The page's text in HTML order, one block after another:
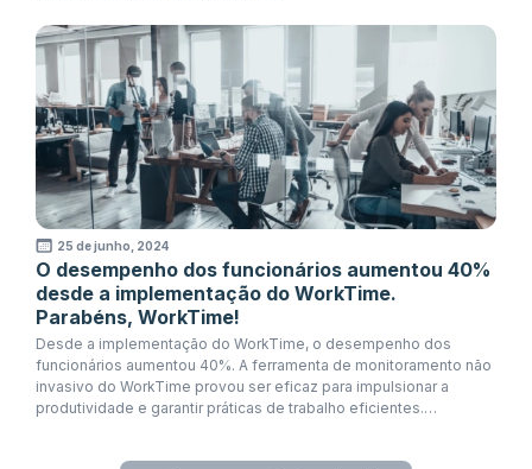
25 de junho, 2024
O desempenho dos funcionários aumentou 40%
desde a implementação do WorkTime.
Parabéns, WorkTime!
Desde a implementação do WorkTime, o desempenho dos
funcionários aumentou 40%. A ferramenta de monitoramento não
invasivo do WorkTime provou ser eficaz para impulsionar a
produtividade e garantir práticas de trabalho eficientes.